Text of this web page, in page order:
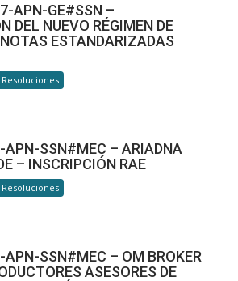
APN-GE#SSN –
DEL NUEVO RÉGIMEN DE
ESTANDARIZADAS
SSN#MEC – ARIADNA
– INSCRIPCIÓN RAE
SSN#MEC – OM BROKER
ASESORES DE